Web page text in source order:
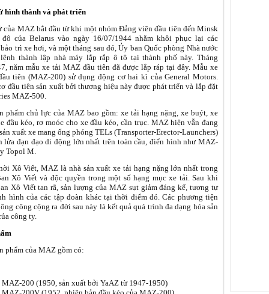
hình thành và phát triển
của MAZ bắt đầu từ khi một nhóm Đảng viên đầu tiên đến Minsk
của Belarus vào ngày 16/07/1944 nhằm khôi phục lại các
trì xe hơi, và một tháng sau đó, Ủy ban Quốc phòng Nhà nước
thành lập nhà máy lắp rắp ô tô tại thành phố này. Tháng
năm mẫu xe tải MAZ đầu tiên đã được lắp ráp tại đây. Mẫu xe
tiên (MAZ-200) sử dụng động cơ hai kì của General Motors.
đầu tiên sản xuất bởi thương hiệu này được phát triển và lắp đặt
MAZ-500.
phẩm chủ lực của MAZ bao gồm: xe tải hạng nặng, xe buýt, xe
đầu kéo, rơ moóc cho xe đầu kéo, cần trục. MAZ hiện vẫn đang
xuất xe mang ống phóng TELs (Transporter-Erector-Launchers)
lửa đạn đạo di động lớn nhất trên toàn cầu, điển hình như MAZ-
Topol M.
Xô Viết, MAZ là nhà sản xuất xe tải hạng nặng lớn nhất trong
Xô Viết và độc quyền trong một số hạng mục xe tải. Sau khi
Xô Viết tan rã, sản lượng của MAZ sụt giảm đáng kể, tương tự
hình của các tập đoàn khác tại thời điểm đó. Các phương tiện
công cộng ra đời sau này là kết quả quá trình đa dạng hóa sản
công ty.
phẩm của MAZ gồm có:
МАZ-200 (1950, sản xuất bởi YaAZ từ 1947-1950)